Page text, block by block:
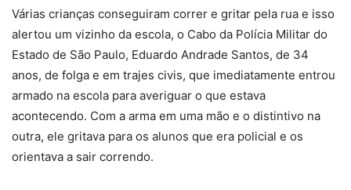
Várias crianças conseguiram correr e gritar pela rua e isso
alertou um vizinho da escola, o Cabo da Polícia Militar do
Estado de São Paulo, Eduardo Andrade Santos, de 34
anos, de folga e em trajes civis, que imediatamente entrou
armado na escola para averiguar o que estava
acontecendo. Com a arma em uma mão e o distintivo na
outra, ele gritava para os alunos que era policial e os
orientava a sair correndo.